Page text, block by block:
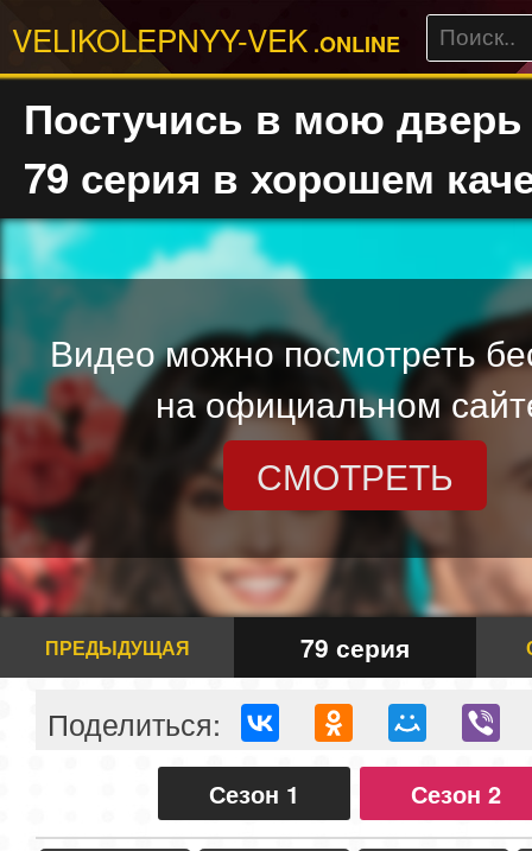
VELIKOLEPNYY-VEK .ONLINE
Постучись в мою дверь
79 серия в хорошем
Видео можно посмотреть
на официальном
СМОТРЕТЬ
ПРЕДЫДУЩАЯ 79 серия
Поделиться:
Сезон 1 Сезон 2